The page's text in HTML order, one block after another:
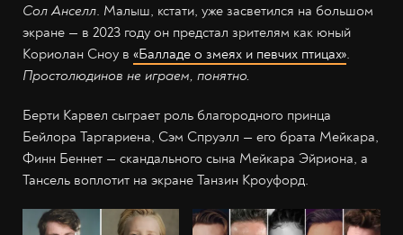
Сол Анселл. Малыш, кстати, уже засветился на большом
экране — в 2023 году он предстал зрителям как юный
Кориолан Сноу в «Балладе о змеях и певчих птицах».
Простолюдинов не играем, понятно.
Берти Карвел сыграет роль благородного принца
Бейлора Таргариена, Сэм Спруэлл — его брата Мейкара,
Финн Беннет — скандального сына Мейкара Эйриона, а
Тансель воплотит на экране Танзин Кроуфорд.